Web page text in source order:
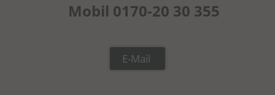
Mobil 0170-20 30 355
E-Mail